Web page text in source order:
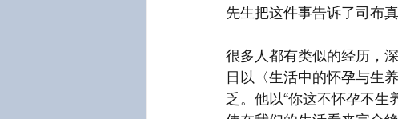
先生把这件事告诉了司布
很多人都有类似的经历，
日以〈生活中的怀孕与生
乏。他以“你这不怀孕不生